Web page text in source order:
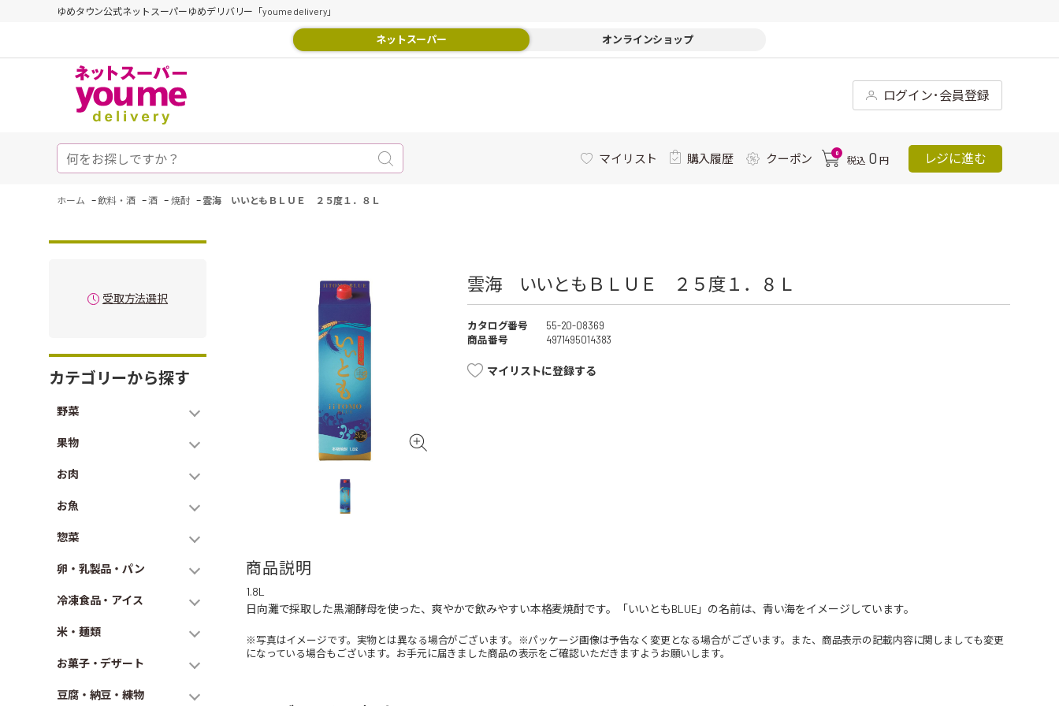
ゆめタウン公式ネットスーパーゆめデリバリー「youme delivery」
ネットスーパー オンラインショップ
ログイン･会員登録
マイリスト 購入履歴 クーポン 0
税込 0 円 レジに進む
ホーム -飲料・酒 -酒 - 焼酎 - 雲海 いいともＢＬＵＥ ２５度１．８Ｌ
受取方法選択
カテゴリーから探す
野菜
果物
お肉
お魚
惣菜
卵・乳製品・パン
冷凍食品・アイス
米・麺類
お菓子・デザート
豆腐・納豆・練物
雲海 いいともＢＬＵＥ ２５度１．８Ｌ
カタログ番号
55-20-08369
商品番号
4971495014383
マイリストに登録する
商品説明
1.8L
日向灘で採取した黒潮酵母を使った、爽やかで飲みやすい本格麦焼酎です。「いいともBLUE」の名前は、青い海をイメージしています。
※写真はイメージです。実物とは異なる場合がございます。※パッケージ画像は予告なく変更となる場合がございます。また、商品表示の記載内容に関しましても変更
になっている場合もございます。お手元に届きました商品の表示をご確認いただきますようお願いします。